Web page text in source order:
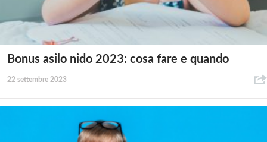
Bonus asilo nido 2023: cosa fare e quando
22 settembre 2023